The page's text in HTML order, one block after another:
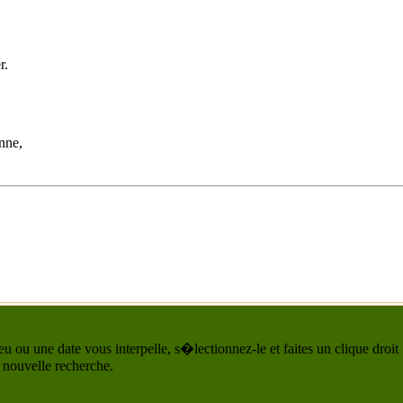
ou une date vous interpelle, s�lectionnez-le et faites un clique droit
recherche.